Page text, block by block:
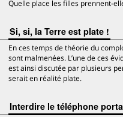
Quelle place les filles prennent-
Si, si, la Terre est plate !
En ces temps de théorie du
sont malmenées. L’une de ces
est ainsi discutée par plusieurs
serait en réalité plate.
Interdire le téléphone